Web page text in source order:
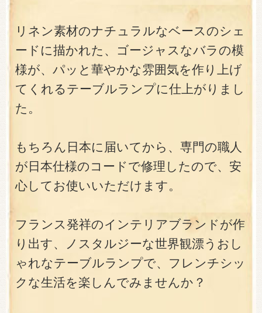
リネン素材のナチュラルなベースのシェ
ードに描かれた、ゴージャスなバラの模
様が、パッと華やかな雰囲気を作り上げ
てくれるテーブルランプに仕上がりまし
た。
もちろん日本に届いてから、専門の職人
が日本仕様のコードで修理したので、安
心してお使いいただけます。
フランス発祥のインテリアブランドが作
り出す、ノスタルジーな世界観漂うおし
ゃれなテーブルランプで、フレンチシッ
クな生活を楽しんでみませんか？